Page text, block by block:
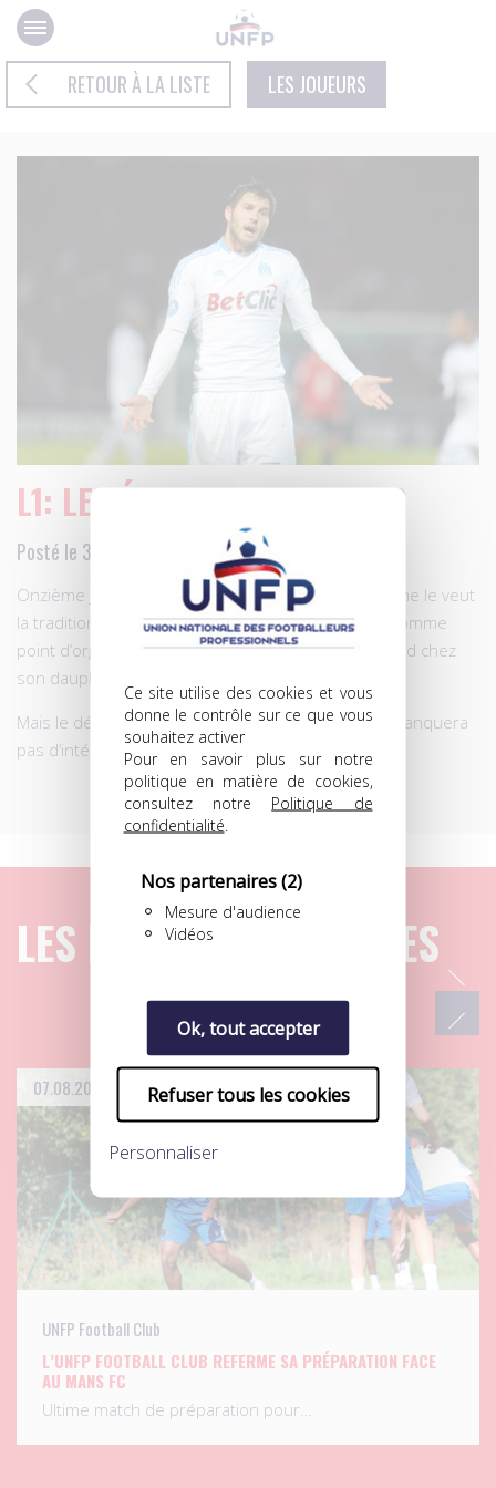
Panneau de gestion des cookies
Ce site utilise des cookies et vous
donne le contrôle sur ce que vous
souhaitez activer
Pour en savoir plus sur notre
politique en matière de cookies,
consultez notre Politique de
confidentialité
Nos partenaires(2)
Mesure d'audience
Vidéos
Ok, tout accepter
Refuser tous les cookies
Personnaliser
RETOUR À LA LISTE LES JOUEURS
L1: LES ÉQUIPES PROBABLES
Posté le 30.10.2010 à 12h51
Onzième journée de Ligue 1 en deux parties, comme le veut
la tradition. Et sept matches au programme, avec comme
point d’orgue un Marseille-Rennes (le leader se rend chez
son dauphin), qui retient toute notre attention…
Mais le déplacement de Saint-Etienne à Brest ne manquera
pas d’intérêt, lui aussi. Bien au contraire..;
LES DERNIERS ARTICLES
07.08.2026
UNFP Football Club
L’UNFP FOOTBALL CLUB REFERME SA PRÉPARATION FACE
AU MANS FC
Ultime match de préparation pour…